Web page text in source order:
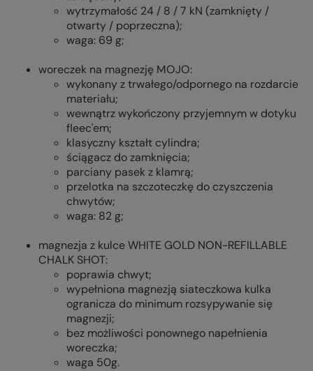
wytrzymałość 24 / 8 / 7 kN (zamknięty /
otwarty / poprzeczna);
waga: 69 g;
woreczek na magnezję MOJO:
wykonany z trwałego/odpornego na rozdarcie
materiału;
wewnątrz wykończony przyjemnym w dotyku
fleec'em;
klasyczny kształt cylindra;
ściągacz do zamknięcia;
parciany pasek z klamrą;
przelotka na szczoteczkę do czyszczenia
chwytów;
waga: 82 g;
magnezja z kulce WHITE GOLD NON-REFILLABLE
CHALK SHOT:
poprawia chwyt;
wypełniona magnezją siateczkowa kulka
ogranicza do minimum rozsypywanie się
magnezji;
bez możliwości ponownego napełnienia
woreczka;
waga 50g.